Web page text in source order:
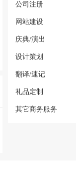
公司注册
网站建设
庆典/演出
设计策划
翻译/速记
礼品定制
其它商务服务